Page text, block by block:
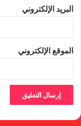
البريد الإلكتروني
الموقع الإلكتروني